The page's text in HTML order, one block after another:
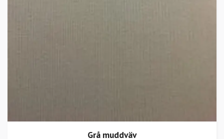
Grå muddväv